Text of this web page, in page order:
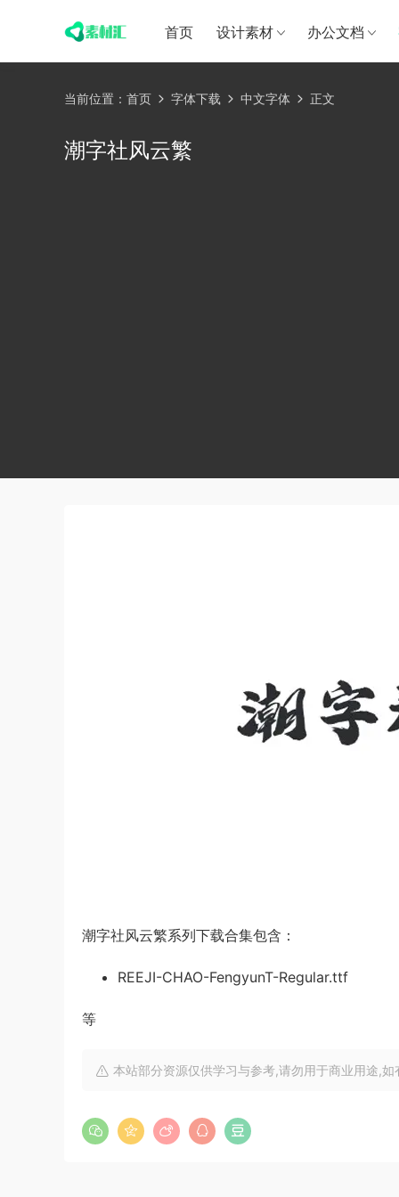
首页 设计素材 办公文档
当前位置： 首页 字体下载 中文字体 正文
潮字社风云繁
潮字社风云繁系列下载合集包含：
REEJI-CHAO-FengyunT-Regular.ttf
等
本站部分资源仅供学习与参考,请勿用于商业用途,